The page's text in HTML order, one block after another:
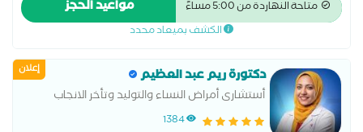
المناظير الجراحيه
متاحة النهاردة من 5:00 مساءً مواعيد الحجز
الكشف بميعاد محدد
إعلان دكتورة ريم عبد العظيم
أستشارى أمراض النساء والتوليد وتأخر الانجاب
والعقم
1384